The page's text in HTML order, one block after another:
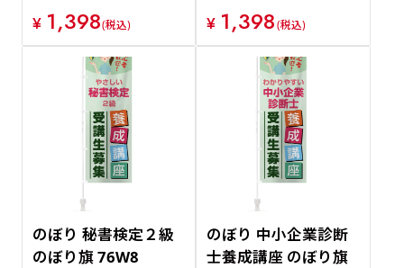
¥ 1,398(税込)
¥ 1,398(税込)
のぼり 秘書検定２級
のぼり旗 76W8
のぼり 中小企業診断
士養成講座 のぼり旗